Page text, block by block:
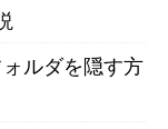
ルダを隠す方